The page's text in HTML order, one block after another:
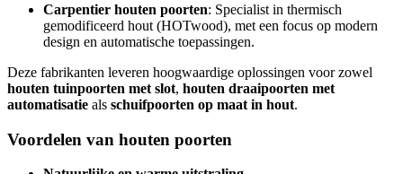
Carpentier houten poorten: Specialist in thermisch
gemodificeerd hout (HOTwood), met een focus op modern
design en automatische toepassingen.
Deze fabrikanten leveren hoogwaardige oplossingen voor zowel
houten tuinpoorten met slot, houten draaipoorten met
automatisatie als schuifpoorten op maat in hout.
Voordelen van houten poorten